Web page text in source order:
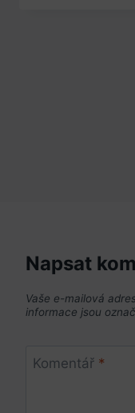
Napsat
Vaše e-mailová
informace jsou
Komentář *